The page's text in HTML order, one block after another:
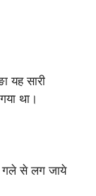
यह सारी
था।
से लग जाये